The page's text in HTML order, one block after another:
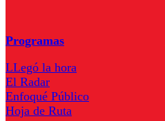
Programas
LLegó la hora
El Radar
Enfoqué Público
Hoja de Ruta